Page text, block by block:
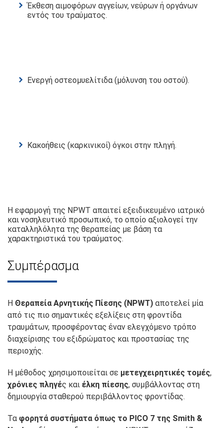
Έκθεση αιμοφόρων αγγείων, νεύρων ή οργάνων
εντός του τραύματος.
Ενεργή οστεομυελίτιδα (μόλυνση του οστού).
Κακοήθεις (καρκινικοί) όγκοι στην πληγή.
Η εφαρμογή της NPWT απαιτεί εξειδικευμένο ιατρικό
και νοσηλευτικό προσωπικό, το οποίο αξιολογεί την
καταλληλόλητα της θεραπείας με βάση τα
χαρακτηριστικά του τραύματος.
Συμπέρασμα
Η Θεραπεία Αρνητικής Πίεσης (NPWT) αποτελεί μία
από τις πιο σημαντικές εξελίξεις στη φροντίδα
τραυμάτων, προσφέροντας έναν ελεγχόμενο τρόπο
διαχείρισης του εξιδρώματος και προστασίας της
περιοχής.
Η μέθοδος χρησιμοποιείται σε μετεγχειρητικές τομές,
χρόνιες πληγές και έλκη πίεσης, συμβάλλοντας στη
δημιουργία σταθερού περιβάλλοντος φροντίδας.
Τα φορητά συστήματα όπως το PICO 7 της Smith &